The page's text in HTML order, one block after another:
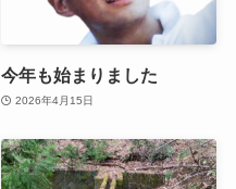
今年も始まりました
2026年4月15日